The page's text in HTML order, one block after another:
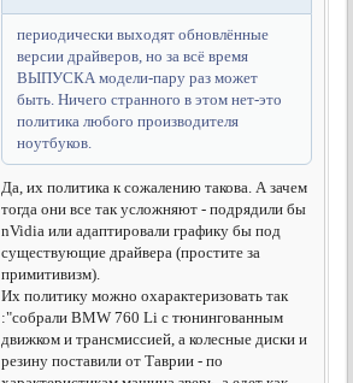
периодически выходят обновлённые
версии драйверов, но за всё время
ВЫПУСКА модели-пару раз может
быть. Ничего странного в этом нет-это
политика любого производителя
ноутбуков.
Да, их политика к сожалению такова. А зачем
тогда они все так усложняют - подрядили бы
nVidia или адаптировали графику бы под
существующие драйвера (простите за
примитивизм).
Их политику можно охарактеризовать так
:"собрали BMW 760 Li с тюнингованным
движком и трансмиссией, а колесные диски и
резину поставили от Таврии - по